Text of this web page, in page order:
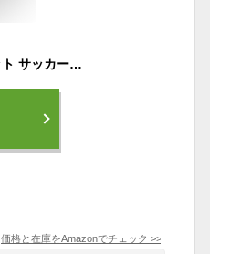
[マリ・クレール] ゴルフワンピース バックスリット サッカー素材 UVカット ドライ 715455 レディース ライトグレー
価格と在庫をAmazonでチェック >>